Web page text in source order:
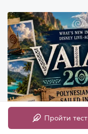
Пройти тест